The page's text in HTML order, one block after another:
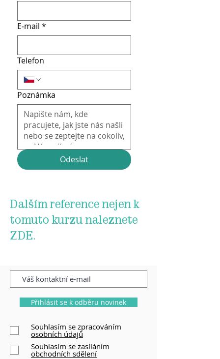
E‑mail *
Telefon
Poznámka
Odeslat
Dalším reference nejen k
tomuto kurzu naleznete
ZDE.
Přihlásit se k odběru novinek
Souhlasím se zpracováním
osobních údajů
Souhlasím se zasíláním
obchodních sdělení